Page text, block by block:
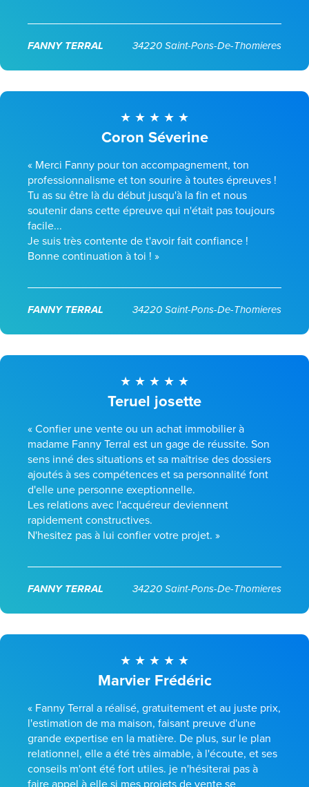
FANNY TERRAL 34220 Saint-Pons-De-Thomieres
Coron Séverine
« Merci Fanny pour ton accompagnement, ton
professionnalisme et ton sourire à toutes épreuves !
Tu as su être là du début jusqu'à la fin et nous
soutenir dans cette épreuve qui n'était pas toujours
facile...
Je suis très contente de t'avoir fait confiance !
Bonne continuation à toi ! »
FANNY TERRAL 34220 Saint-Pons-De-Thomieres
Teruel josette
« Confier une vente ou un achat immobilier à
madame Fanny Terral est un gage de réussite. Son
sens inné des situations et sa maîtrise des dossiers
ajoutés à ses compétences et sa personnalité font
d'elle une personne exeptionnelle.
Les relations avec l'acquéreur deviennent
rapidement constructives.
N'hesitez pas à lui confier votre projet. »
FANNY TERRAL 34220 Saint-Pons-De-Thomieres
Marvier Frédéric
« Fanny Terral a réalisé, gratuitement et au juste prix,
l'estimation de ma maison, faisant preuve d'une
grande expertise en la matière. De plus, sur le plan
relationnel, elle a été très aimable, à l'écoute, et ses
conseils m'ont été fort utiles. je n'hésiterai pas à
faire appel à elle si mes projets de vente se